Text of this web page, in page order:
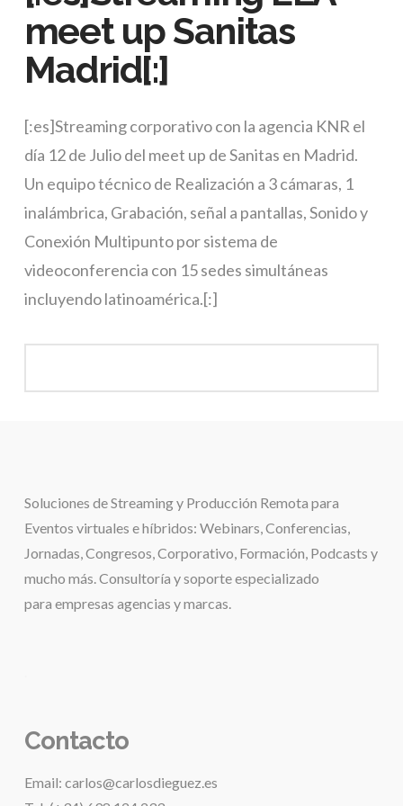
meet up Sanitas
Madrid[:]
[:es]Streaming corporativo con la agencia KNR el
día 12 de Julio del meet up de Sanitas en Madrid.
Un equipo técnico de Realización a 3 cámaras, 1
inalámbrica, Grabación, señal a pantallas, Sonido y
Conexión Multipunto por sistema de
videoconferencia con 15 sedes simultáneas
incluyendo latinoamérica.[:]
Soluciones deStreaming y Producción Remota para
Eventos virtuales e híbridos: Webinars, Conferencias,
Jornadas, Congresos, Corporativo, Formación, Podcasts y
mucho más. Consultoría y soporte especializado
para empresas agencias y marcas.
Contacto
Email: carlos@carlosdieguez.es